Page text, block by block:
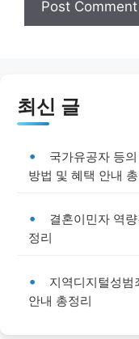
최신 글
국가유공자 등
방법 및 혜택 안내
결혼이민자 역
정리
지역디지털성범
안내 총정리